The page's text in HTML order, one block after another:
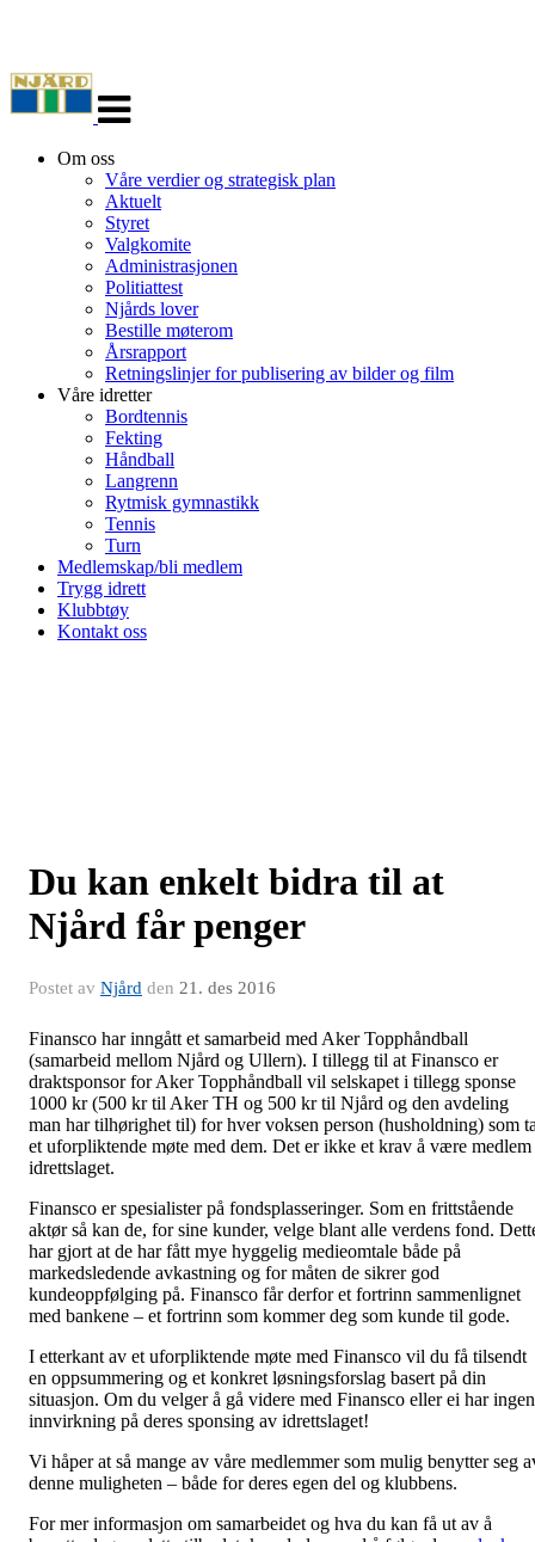
navigasjon
Om oss
Våre verdier og strategisk plan
Aktuelt
Styret
Valgkomite
Administrasjonen
Politiattest
Njårds lover
Bestille møterom
Årsrapport
Retningslinjer for publisering av bilder og film
Våre idretter
Bordtennis
Fekting
Håndball
Langrenn
Rytmisk gymnastikk
Tennis
Turn
Medlemskap/bli medlem
Trygg idrett
Klubbtøy
Kontakt oss
Du kan enkelt bidra til at
Njård får penger
Postet av Njård den 21. des 2016
Finansco har inngått et samarbeid med Aker Topphåndball
(samarbeid mellom Njård og Ullern). I tillegg til at Finansco er
draktsponsor for Aker Topphåndball vil selskapet i tillegg sponse
1000 kr (500 kr til Aker TH og 500 kr til Njård og den avdeling
man har tilhørighet til) for hver voksen person (husholdning) som
et uforpliktende møte med dem. Det er ikke et krav å være
idrettslaget.
Finansco er spesialister på fondsplasseringer. Som en frittstående
aktør så kan de, for sine kunder, velge blant alle verdens fond.
har gjort at de har fått mye hyggelig medieomtale både på
markedsledende avkastning og for måten de sikrer god
kundeoppfølging på. Finansco får derfor et fortrinn sammenlignet
med bankene – et fortrinn som kommer deg som kunde til gode.
I etterkant av et uforpliktende møte med Finansco vil du få tilsendt
en oppsummering og et konkret løsningsforslag basert på din
situasjon. Om du velger å gå videre med Finansco eller ei har ingen
innvirkning på deres sponsing av idrettslaget!
Vi håper at så mange av våre medlemmer som mulig benytter seg
denne muligheten – både for deres egen del og klubbens.
For mer informasjon om samarbeidet og hva du kan få ut av å